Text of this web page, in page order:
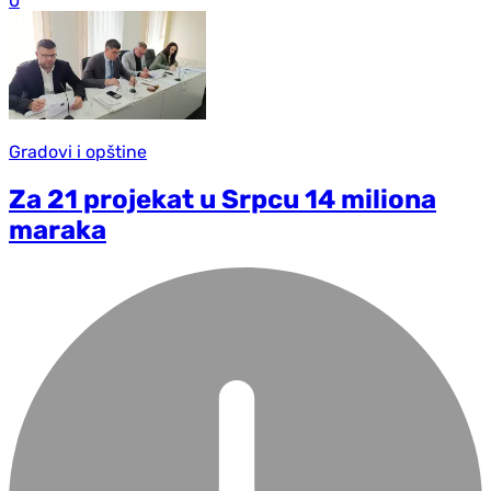
Gradovi i opštine
Za 21 projekat u Srpcu 14 miliona
maraka